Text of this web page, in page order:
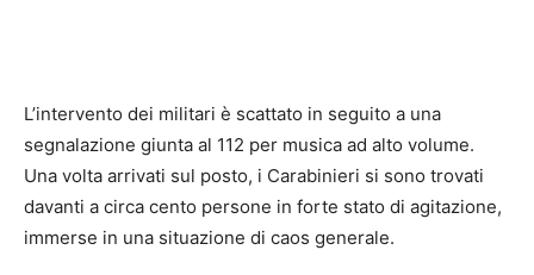
L’intervento dei militari è scattato in seguito a una
segnalazione giunta al 112 per musica ad alto volume.
Una volta arrivati sul posto, i Carabinieri si sono trovati
davanti a circa cento persone in forte stato di agitazione,
immerse in una situazione di caos generale.